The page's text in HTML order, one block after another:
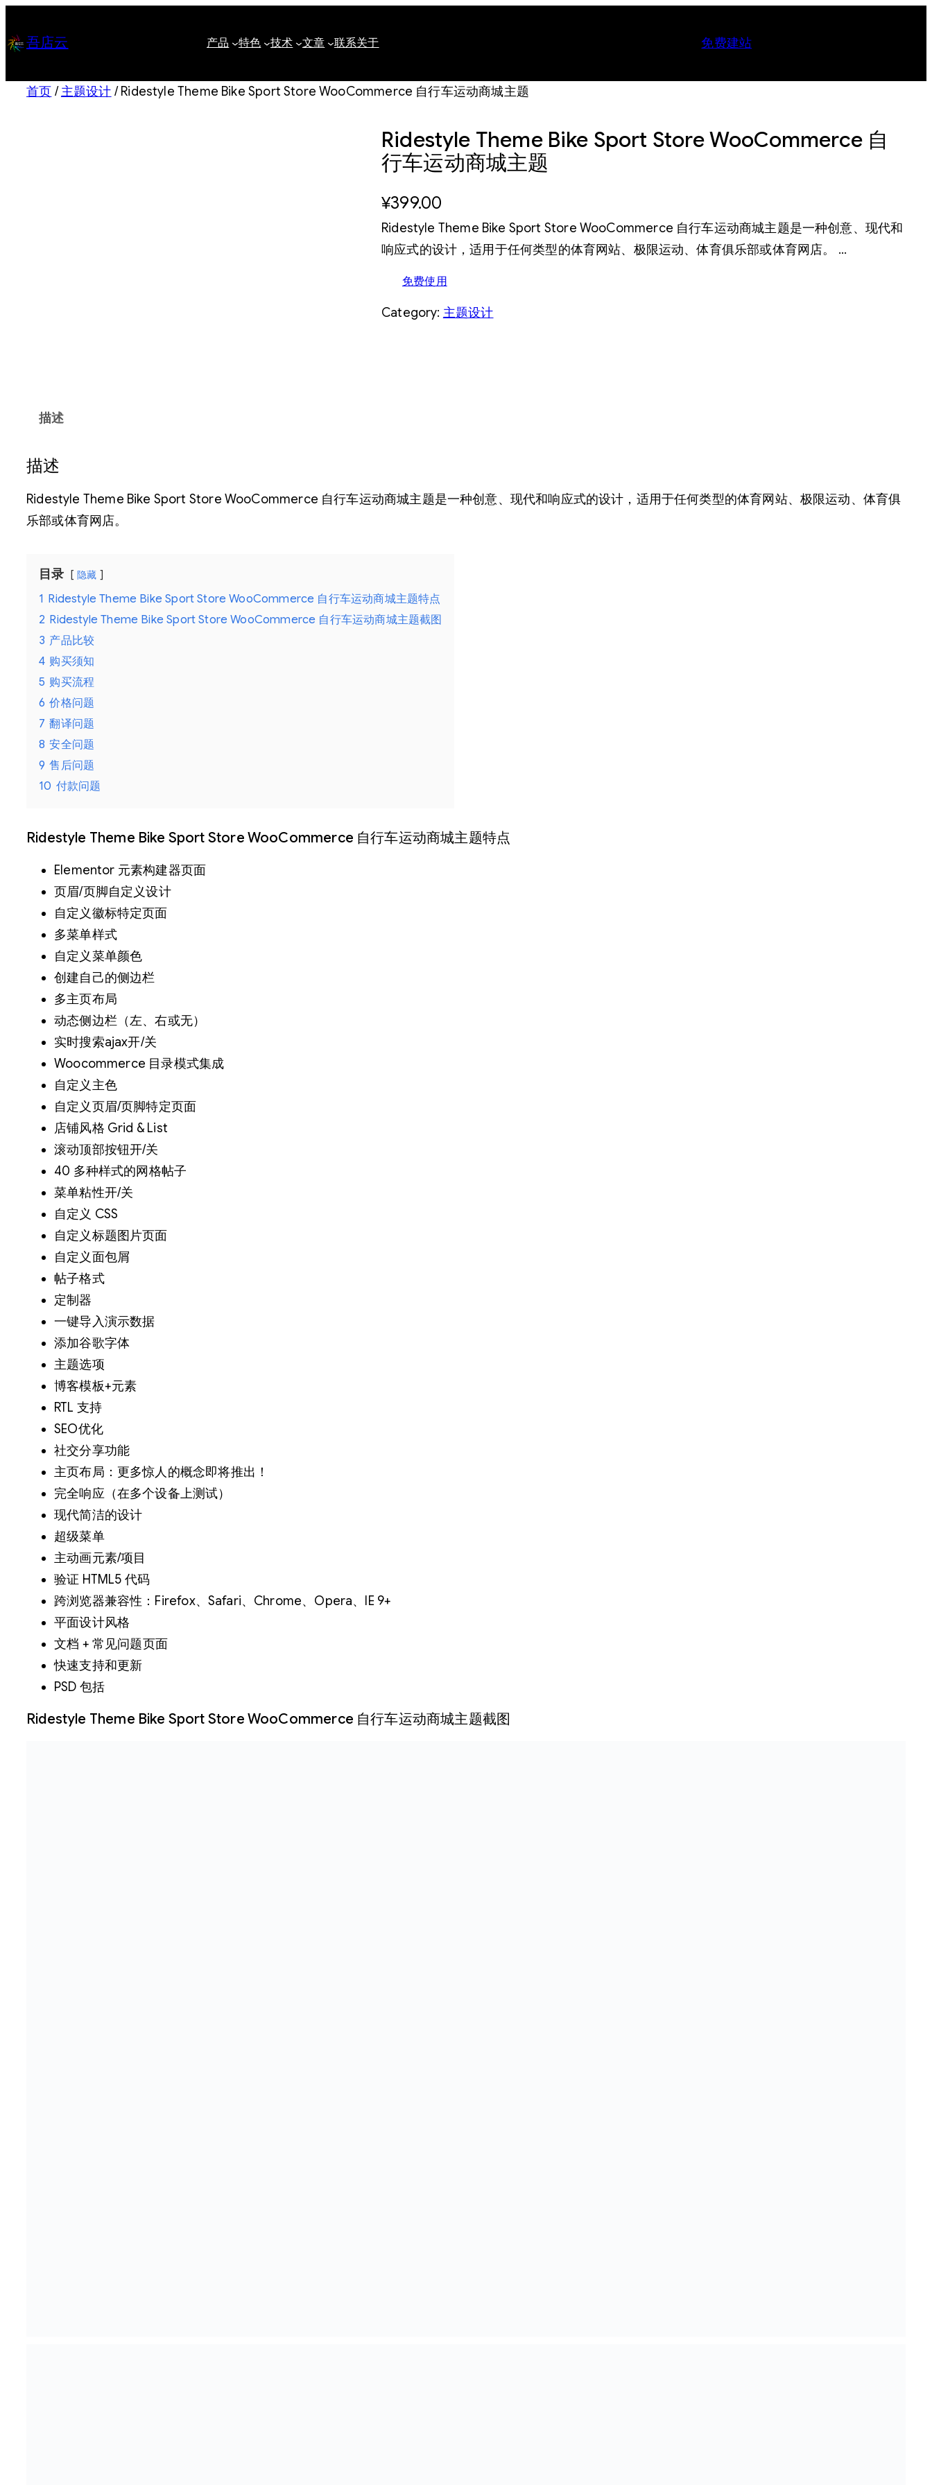
至
容
吾店云 产品 特色 技术 文章 联系关于 免费建站
首页 /主题设计 / Ridestyle Theme Bike Sport Store WooCommerce 自行车运动商城主题
Ridestyle Theme Bike Sport Store WooCommerce 自
行车运动商城主题
¥399.00
Ridestyle Theme Bike Sport Store WooCommerce 自行车运动商城主题是一种创意、现代和
响应式的设计，适用于任何类型的体育网站、极限运动、体育俱乐部或体育网店。 …
免费使用
Category: 主题设计
描述
描述
Ridestyle Theme Bike Sport Store WooCommerce 自行车运动商城主题是一种创意、现代和响应式的设计，适用于任何类型的体育网站、极限运动、体育俱
乐部或体育网店。
目录 隐藏
1 Ridestyle Theme Bike Sport Store WooCommerce 自行车运动商城主题特点
2 Ridestyle Theme Bike Sport Store WooCommerce 自行车运动商城主题截图
3 产品比较
4 购买须知
5 购买流程
6 价格问题
7 翻译问题
8 安全问题
9 售后问题
10 付款问题
Ridestyle Theme Bike Sport Store WooCommerce 自行车运动商城主题特点
Elementor 元素构建器页面
页眉/页脚自定义设计
自定义徽标特定页面
多菜单样式
自定义菜单颜色
创建自己的侧边栏
多主页布局
动态侧边栏（左、右或无）
实时搜索ajax开/关
Woocommerce 目录模式集成
自定义主色
自定义页眉/页脚特定页面
店铺风格 Grid & List
滚动顶部按钮开/关
40 多种样式的网格帖子
菜单粘性开/关
自定义 CSS
自定义标题图片页面
自定义面包屑
帖子格式
定制器
一键导入演示数据
添加谷歌字体
主题选项
博客模板+元素
RTL 支持
SEO优化
社交分享功能
主页布局：更多惊人的概念即将推出！
完全响应（在多个设备上测试）
现代简洁的设计
超级菜单
主动画元素/项目
验证 HTML5 代码
跨浏览器兼容性：Firefox、Safari、Chrome、Opera、IE 9+
平面设计风格
文档 + 常见问题页面
快速支持和更新
PSD 包括
Ridestyle Theme Bike Sport Store WooCommerce 自行车运动商城主题截图